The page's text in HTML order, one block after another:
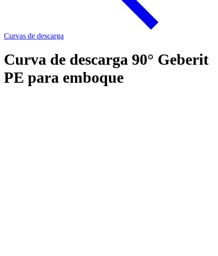
Curvas de descarga
Curva de descarga 90° Geberit
PE para emboque